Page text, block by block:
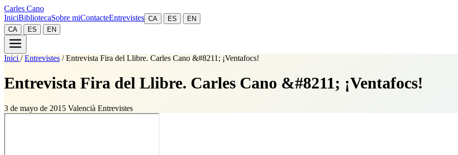
Carles Cano
IniciBibliotecaSobre miContacteEntrevistes CA ES
EN
CA
ES EN
Inici / Entrevistes / Entrevista Fira del Llibre. Carles Cano &#8211; ¡Ventafocs!
Entrevista Fira del Llibre. Carles Cano &#8211; ¡Ventafocs!
3 de mayo de 2015 Valencià Entrevistes